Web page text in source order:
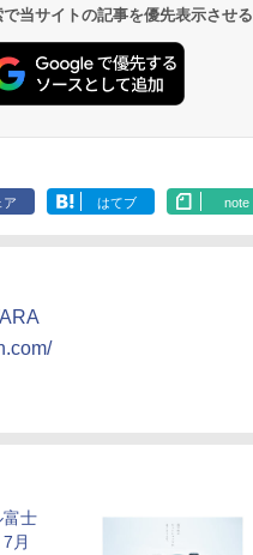
19,541円～
5,758円～
当サイトの記事を優先表示させる
ア はてブ note
富士
月